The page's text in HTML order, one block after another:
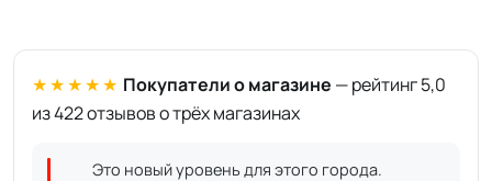
★★★★★ Покупатели о магазине — рейтинг 5,0
из 422 отзывов о трёх магазинах
Это новый уровень для этого города.